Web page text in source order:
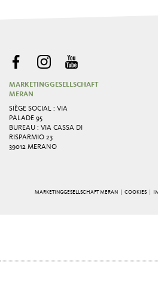
MARKETINGGESELLSCHAFT
MERAN
SIÈGE SOCIAL : VIA
PALADE 95
BUREAU : VIA CASSA DI
RISPARMIO 23
39012 MERANO
MARKETINGGESELLSCHAFT MERAN | COOKIES|